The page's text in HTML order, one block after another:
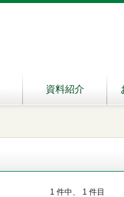
資料紹介
1 件中、 1 件目